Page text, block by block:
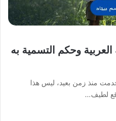
وحكم التسمية به
منذ زمن بعيد، ليس هذا
لطيف…